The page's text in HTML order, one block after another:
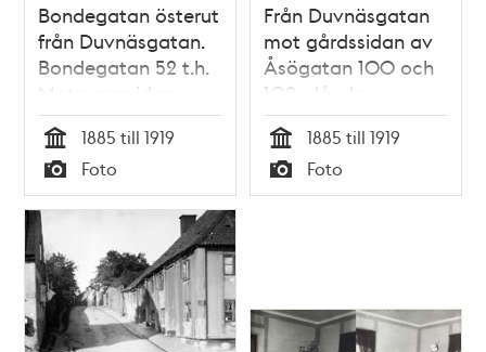
Bondegatan österut
från Duvnäsgatan.
Bondegatan 52 t.h.
Motsvarar idag
ungefär vid
Sofiaskolan, kv.
Malmen
Tid
1885 till 1919
Typ
Foto
Från Duvnäsgatan
mot gårdssidan av
Åsögatan 100 och
102, dåv. kv.
Barnängsbacken.
Nuv. Åsögatan
200, kv. Lampan
Tid
1885 till 1919
Typ
Foto